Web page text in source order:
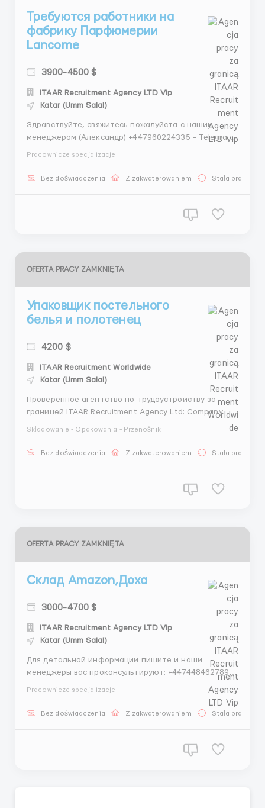
Требуются работники на
фабрику Парфюмерии
Lancome
3900-4500 $
ITAAR Recruitment Agency LTD Vip
Katar (Umm Salal)
Здравствуйте, свяжитесь пожалуйста с нашим
менеджером (Александр) +447960224335 - Telegram
Agency Ltd: Company Number 12549618 Наши
Pracownicze specjalizacje
Bez doświadczenia Z zakwaterowaniem Stała praca
OFERTA PRACY ZAMKNIĘTA
Упаковщик постельного
белья и полотенец
4200 $
ITAAR Recruitment Worldwide
Katar (Umm Salal)
Проверенное агентство по трудоустройству за
границей ITAAR Recruitment Agency Ltd: Company
Number 12549618 Наши гарантии: - Более 4 лет
трудоустройство - Более 70000 тысяч
Składowanie - Opakowania - Przenośnik
Bez doświadczenia Z zakwaterowaniem Stała praca
OFERTA PRACY ZAMKNIĘTA
Склад Amazon,Доха
3000-4700 $
ITAAR Recruitment Agency LTD Vip
Katar (Umm Salal)
Для детальной информации пишите и наши
менеджеры вас проконсультируют: +447448462789 -
агентство по трудоустройству за границей ITAAR
Recruitment Agency Ltd: Company Number 12549618
Pracownicze specjalizacje
Bez doświadczenia Z zakwaterowaniem Stała praca